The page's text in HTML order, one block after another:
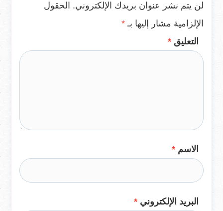
لن يتم نشر عنوان بريدك الإلكتروني. الحقول
الإلزامية مشار إليها بـ *
التعليق *
الاسم *
البريد الإلكتروني *